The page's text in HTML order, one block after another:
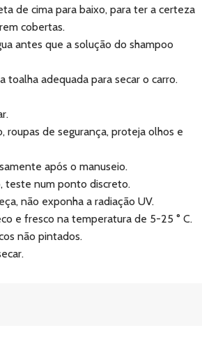
de cima para baixo, para ter a certeza
cobertas.
antes que a solução do shampoo
toalha adequada para secar o carro.
roupas de segurança, proteja olhos e
após o manuseio.
teste num ponto discreto.
não exponha a radiação UV.
e fresco na temperatura de 5-25 ° C.
não pintados.